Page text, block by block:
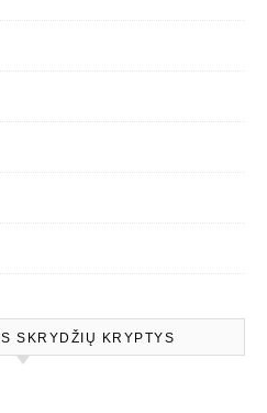
SKRYDŽIŲ KRYPTYS